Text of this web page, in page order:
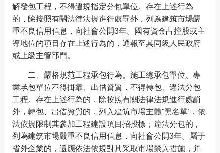
解發包工程，不得違規指定分包單位。存在上述行為
的，除按照有關法律法規進行處罰外，列為建筑市場嚴
重不良信用信息，向社會公開3年。國有資金占控股或主
導地位的項目存在上述行為的，通報至其同級人民政府
或上級主管部門。
二、嚴格規范工程承包行為。施工總承包單位、專
業承包單位不得掛靠、出借資質，不得轉包、違法分包
工程。存在上述行為的，除按照有關法律法規進行處罰
外，轉包、出借資質的，列入建筑市場主體“黑名單”，依
法依規限制其參加工程建設項目招投標；違法分包的，
列為建筑市場嚴重不良信用信息，向社會公開3年。屬于
省外企業的，還應依法依規對其采取市場禁入措施，并